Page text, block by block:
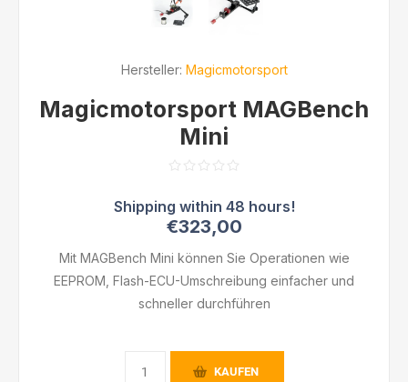
Hersteller: Magicmotorsport
Magicmotorsport MAGBench
Mini
€323,00
Mit MAGBench Mini können Sie Operationen wie
EEPROM, Flash-ECU-Umschreibung einfacher und
schneller durchführen
KAUFEN